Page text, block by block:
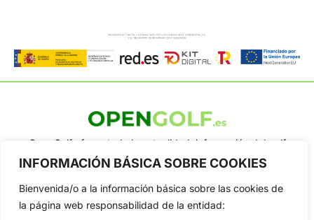
INFORMACIÓN BÁSICA SOBRE COOKIES
Bienvenida/o a la información básica sobre las cookies de
la página web responsabilidad de la entidad:
OpenGolf ofrece toda la actualidad, información del golf
profesional y amateur, resultados en directo, vídeos, noticias,
Jon Rahm, LIV Golf, PGA Tour, Ryder Cup, DP World Tour, LPGA
Tour...
Categorias